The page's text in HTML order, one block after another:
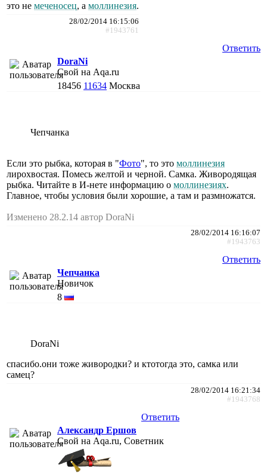
это не меченосец, а моллинезия.
28/02/2014 16:15:06
#1943761
Ответить
DoraNi
Свой на Aqa.ru
18456 11634 Москва
Чепчанка
Если это рыбка, которая в "Фото", то это моллинезия
лирохвостая. Помесь желтой и черной. Самка. Живородящая
рыбка. Читайте в И-нете информацию о моллинезиях.
Главное, чтобы условия были хорошие, а там и размножатся.
Изменено 28.2.14 автор DoraNi
28/02/2014 16:16:07
#1943763
Ответить
Чепчанка
Новичок
8
DoraNi
спасибо.они тоже живородки? и ктотогда это, самка или
самец?
28/02/2014 16:21:34
#1943768
Ответить
Александр Ершов
Свой на Aqa.ru, Советник